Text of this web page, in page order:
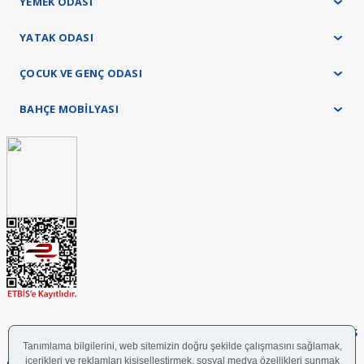
YATAK ODASI
ÇOCUK VE GENÇ ODASI
BAHÇE MOBİLYASI
FOLLOW US